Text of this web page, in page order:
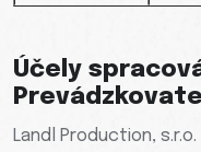
Účely
Landl Production,